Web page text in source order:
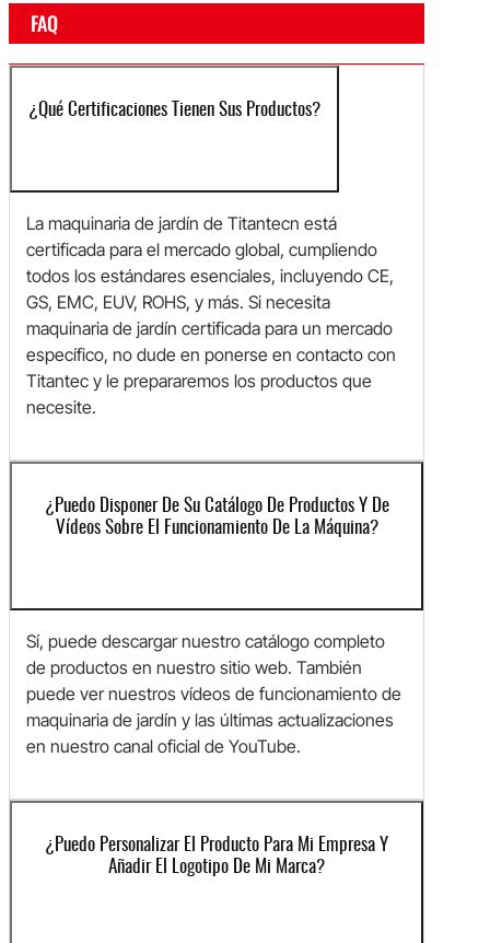
FAQ
¿Qué Certificaciones Tienen Sus Productos?
La maquinaria de jardín de Titantecn está
certificada para el mercado global, cumpliendo
todos los estándares esenciales, incluyendo CE,
GS, EMC, EUV, ROHS, y más. Si necesita
maquinaria de jardín certificada para un mercado
específico, no dude en ponerse en contacto con
Titantec y le prepararemos los productos que
necesite.
¿Puedo Disponer De Su Catálogo De Productos Y De
Vídeos Sobre El Funcionamiento De La Máquina?
Sí, puede descargar nuestro catálogo completo
de productos en nuestro sitio web. También
puede ver nuestros vídeos de funcionamiento de
maquinaria de jardín y las últimas actualizaciones
en nuestro canal oficial de YouTube.
¿Puedo Personalizar El Producto Para Mi Empresa Y
Añadir El Logotipo De Mi Marca?